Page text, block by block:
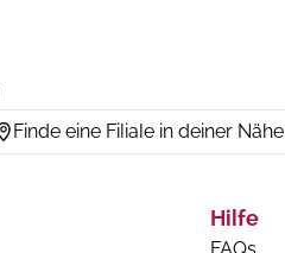
Finde eine Filiale in deiner Nähe
Hilfe